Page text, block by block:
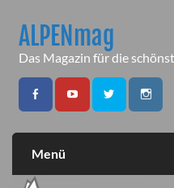
contentALPENmag
Das Magazin für die
Menü